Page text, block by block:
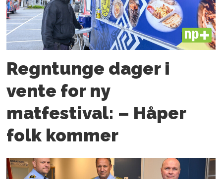
PLUS
Regntunge dager i
vente for ny
matfestival: – Håper
folk kommer